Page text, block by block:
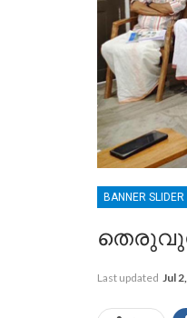
BANNER SLIDER
Last updated Jul